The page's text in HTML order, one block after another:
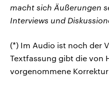
macht sich Äußerungen
Interviews und
(*) Im Audio ist noch der
Textfassung gibt die von
vorgenommene